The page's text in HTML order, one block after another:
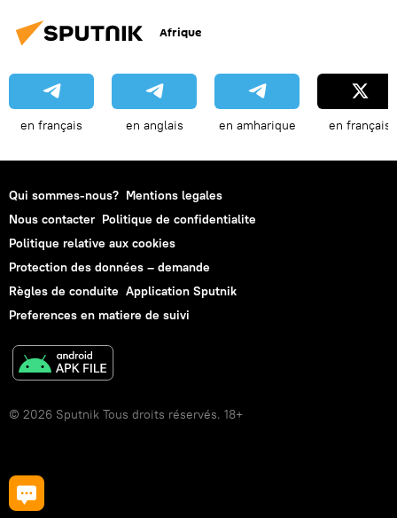
Afrique
en français en anglais en amharique en français
Qui sommes-nous? Mentions legales
Nous contacter Politique de confidentialite
Politique relative aux cookies
Protection des données – demande
Règles de conduite Application Sputnik
Preferences en matiere de suivi
© 2026 Sputnik Tous droits réservés. 18+